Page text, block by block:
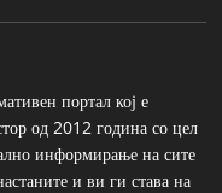
портал кој е
од 2012 година со цел
информирање на сите
и ви ги става на